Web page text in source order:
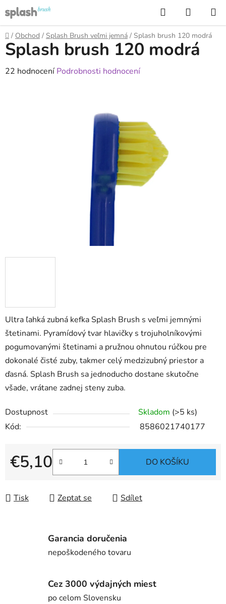
Přejít
na
obsah
Hledat
KOŠÍK
Domů
/ Obchod / Splash Brush veľmi jemná / Splash brush 120 modrá
Ultra ľahká zubná kefka Splash Brush s veľmi jemnými
štetinami. Pyramídový tvar hlavičky s trojuholníkovými
pogumovanými štetinami a pružnou ohnutou rúčkou pre
dokonalé čisté zuby, takmer celý medzizubný priestor a
ďasná. Splash Brush sa jednoducho dostane skutočne
všade, vrátane zadnej steny zuba.
Dostupnost Skladom (>5 ks)
Kód:
8586021740177
€5,10
Měrná cena:
DO KOŠÍKU
Tisk Zeptat se Sdílet
Splash brush 120 modrá
Průměrné
22 hodnocení Podrobnosti hodnocení
Garancia doručenia
nepoškodeného tovaru
Cez 3000 výdajných miest
po celom Slovensku